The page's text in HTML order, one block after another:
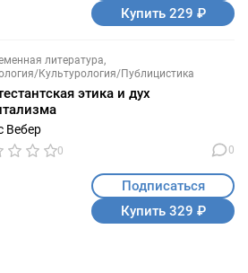
Купить 229 ₽
литература
Культурология/Публицистика
этика и дух
Вебер
0 0
Подписаться
Купить 329 ₽